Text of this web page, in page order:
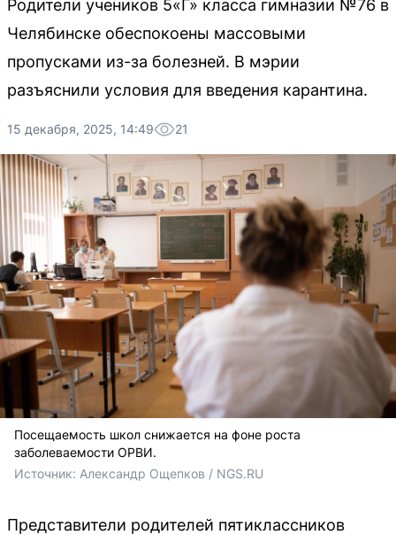
Родители учеников 5«Г» класса гимназии №76 в
Челябинске обеспокоены массовыми
пропусками из-за болезней. В мэрии
разъяснили условия для введения карантина.
15 декабря, 2025, 14:49 21
Посещаемость школ снижается на фоне роста
заболеваемости ОРВИ.
Источник: Александр Ощепков / NGS.RU
Представители родителей пятиклассников